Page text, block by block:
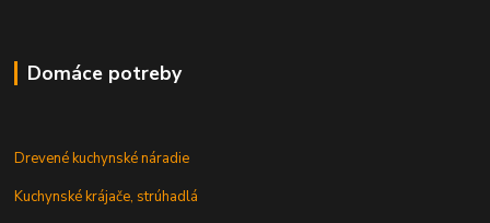
Domáce potreby
Drevené kuchynské náradie
Kuchynské krájače, strúhadlá